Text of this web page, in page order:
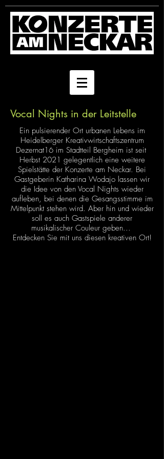
Vocal Nights in der Leitstelle
Ein pulsierender Ort urbanen Lebens im
Heidelberger Kreativwirtschaftszentrum
Dezernat16 im Stadtteil Bergheim ist seit
Herbst 2021 gelegentlich eine weitere
Spielstätte der Konzerte am Neckar. Bei
Gastgeberin Katharina Wodajo lassen wir
die Idee von den Vocal Nights wieder
aufleben, bei denen die Gesangsstimme im
Mittelpunkt stehen wird. Aber hin und wieder
soll es auch Gastspiele anderer
musikalischer Couleur geben...
Entdecken Sie mit uns diesen kreativen Ort!